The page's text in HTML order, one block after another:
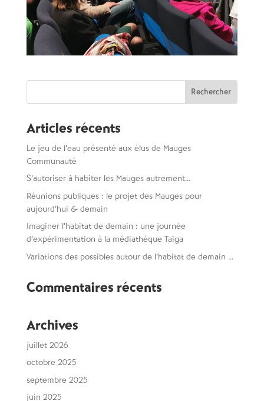
Rechercher :
Articles récents
Le jeu de l’eau présenté aux élus de Mauges
Communauté
S’autoriser à habiter les Mauges autrement…
Réunions publiques : le projet des Mauges pour
aujourd’hui & demain
Imaginer l’habitat de demain : une journée
d’expérimentation à la médiathèque Taïga
Variations des possibles autour de l’habitat de demain …
Commentaires récents
Archives
juillet 2026
octobre 2025
septembre 2025
juin 2025